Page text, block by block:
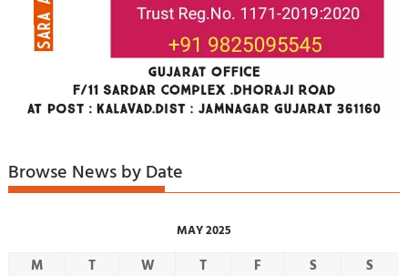
Browse News by Date
MAY 2025
M T W T F S
S